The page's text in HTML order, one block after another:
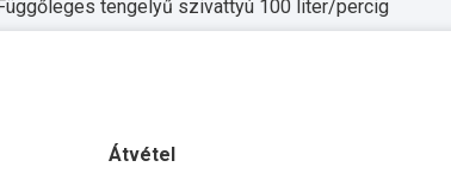
tengelyű szivattyú 100 liter/percig
Átvétel